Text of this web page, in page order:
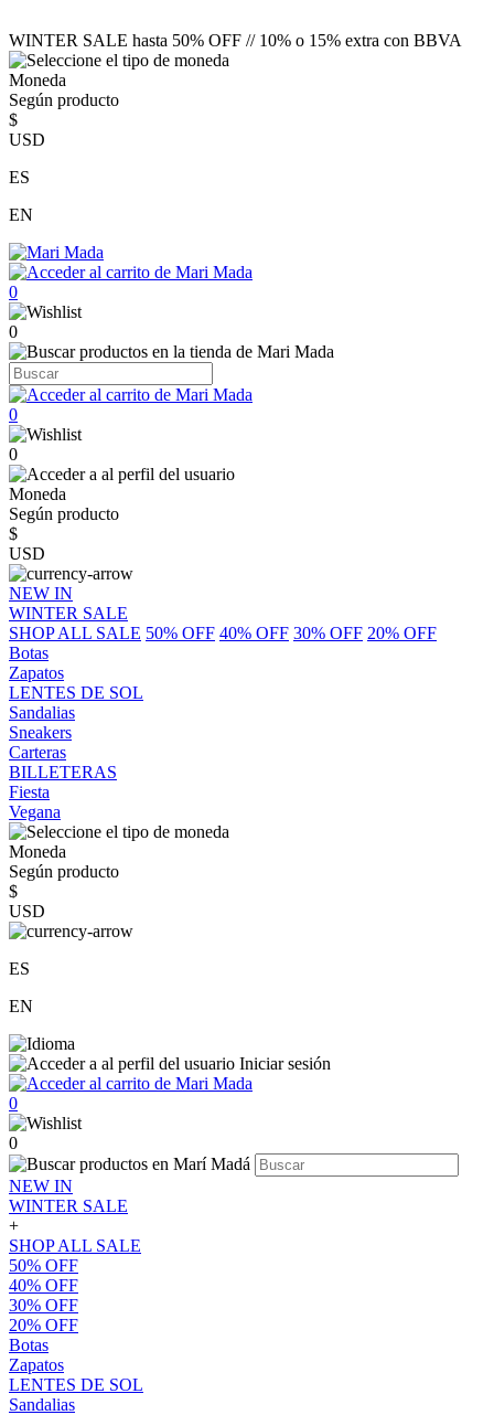
WINTER SALE hasta 50% OFF // 10% o 15% extra con BBVA
Moneda
Según producto
$
USD
ES
EN
0
0
0
0
Moneda
Según producto
$
USD
NEW IN
WINTER SALE
SHOP ALL SALE 50% OFF 40% OFF 30% OFF 20% OFF
Botas
Zapatos
LENTES DE SOL
Sandalias
Sneakers
Carteras
BILLETERAS
Fiesta
Vegana
Moneda
Según producto
$
USD
ES
EN
Iniciar sesión
0
0
NEW IN
WINTER SALE
+
SHOP ALL SALE
50% OFF
40% OFF
30% OFF
20% OFF
Botas
Zapatos
LENTES DE SOL
Sandalias